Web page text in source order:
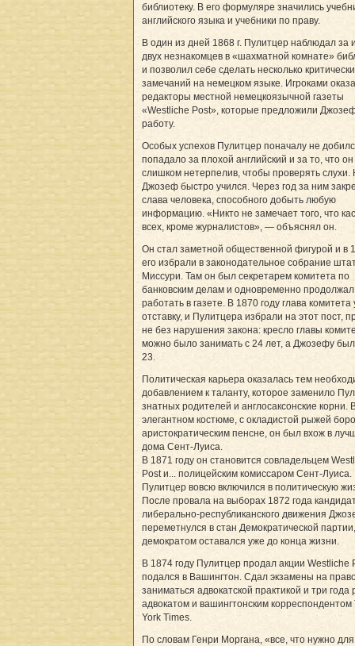
библиотеку. В его формуляре значились
английского языка и учебники по праву.
В один из дней 1868 г. Пулитцер наблюдал за
двух незнакомцев в «шахматной комнате»
и позволил себе сделать несколько
замечаний на немецком языке. Игроками
редакторы местной немецкоязычной газеты
«Westliche Post», которые предложили
работу.
Особых успехов Пулитцер поначалу не
попадало за плохой английский и за то, что
слишком нетерпелив, чтобы проверять слухи.
Джозеф быстро учился. Через год за ним
слава человека, способного добыть любую
информацию. «Никто не замечает того, что
всех, кроме журналистов», — объяснял он.
Он стал заметной общественной фигурой и в
его избрали в законодательное собрание
Миссури. Там он был секретарем комитета по
банковским делам и одновременно продолжал
работать в газете. В 1870 году глава
отставку, и Пулитцера избрали на этот пост,
не без нарушения закона: кресло главы
можно было занимать с 24 лет, а Джозефу
23.
Политическая карьера оказалась тем
добавлением к таланту, которое заменило
знатных родителей и англосаксонские корни.
элегантном костюме, с окладистой рыжей
аристократическим пенсне, он был вхож в
дома Сент-Луиса.
В 1871 году он становится совладельцем
Post и... полицейским комиссаром Сент-Луиса.
Пулитцер вовсю включился в политическую
После провала на выборах 1872 года
либерально-республиканского движения
переметнулся в стан Демократической
демократом оставался уже до конца жизни.
В 1874 году Пулитцер продал акции Westliche
подался в Вашингтон. Сдал экзамены на
заниматься адвокатской практикой и три года
адвокатом и вашингтонским корреспондентом
York Times.
По словам Генри Моргана, «все, что нужно для